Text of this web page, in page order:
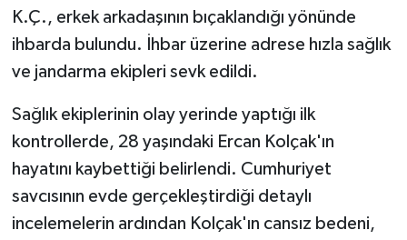
K.Ç., erkek arkadaşının bıçaklandığı yönünde
ihbarda bulundu. İhbar üzerine adrese hızla sağlık
ve jandarma ekipleri sevk edildi.
Sağlık ekiplerinin olay yerinde yaptığı ilk
kontrollerde, 28 yaşındaki Ercan Kolçak'ın
hayatını kaybettiği belirlendi. Cumhuriyet
savcısının evde gerçekleştirdiği detaylı
incelemelerin ardından Kolçak'ın cansız bedeni,
2024 Seçim Sonuçları